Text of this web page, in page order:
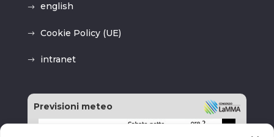
english
Cookie Policy (UE)
intranet
Previsioni meteo